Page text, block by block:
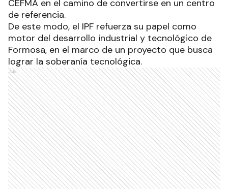
CEFMA en el camino de convertirse en un centro
de referencia.
De este modo, el IPF refuerza su papel como
motor del desarrollo industrial y tecnológico de
Formosa, en el marco de un proyecto que busca
lograr la soberanía tecnológica.
Ads